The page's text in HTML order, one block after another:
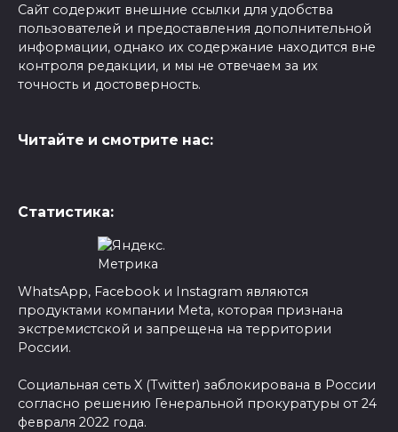
Сайт содержит внешние ссылки для удобства
пользователей и предоставления дополнительной
информации, однако их содержание находится вне
контроля редакции, и мы не отвечаем за их
точность и достоверность.
Читайте и смотрите нас:
Статистика:
WhatsApp, Facebook и Instagram являются
продуктами компании Meta, которая признана
экстремистской и запрещена на территории
России.
Социальная сеть X (Twitter) заблокирована в России
согласно решению Генеральной прокуратуры от 24
февраля 2022 года.